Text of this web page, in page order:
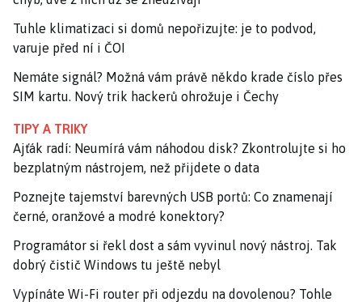
Tuhle klimatizaci si domů nepořizujte: je to podvod,
varuje před ní i ČOI
Nemáte signál? Možná vám právě někdo krade číslo přes
SIM kartu. Nový trik hackerů ohrožuje i Čechy
TIPY A TRIKY
Ajťák radí: Neumírá vám náhodou disk? Zkontrolujte si ho
bezplatným nástrojem, než přijdete o data
Poznejte tajemství barevných USB portů: Co znamenají
černé, oranžové a modré konektory?
Programátor si řekl dost a sám vyvinul nový nástroj. Tak
dobrý čistič Windows tu ještě nebyl
Vypínáte Wi-Fi router při odjezdu na dovolenou? Tohle